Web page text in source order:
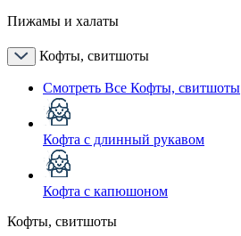
Пижамы и халаты
Кофты, свитшоты
Смотреть Все Кофты, свитшоты
Кофта с длинный рукавом
Кофта с капюшоном
Кофты, свитшоты